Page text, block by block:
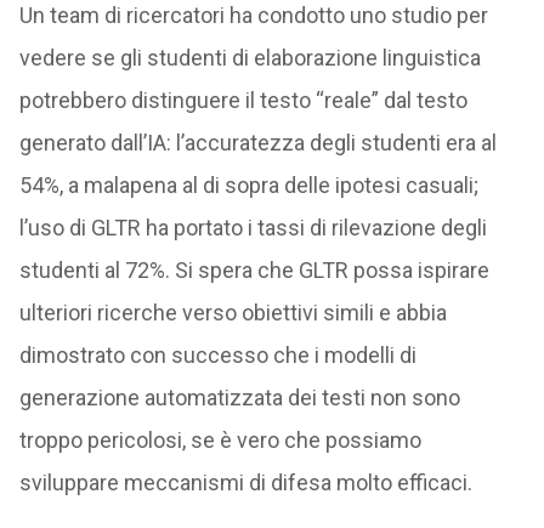
Un team di ricercatori ha condotto uno studio per
vedere se gli studenti di elaborazione linguistica
potrebbero distinguere il testo “reale” dal testo
generato dall’IA: l’accuratezza degli studenti era al
54%, a malapena al di sopra delle ipotesi casuali;
l’uso di GLTR ha portato i tassi di rilevazione degli
studenti al 72%. Si spera che GLTR possa ispirare
ulteriori ricerche verso obiettivi simili e abbia
dimostrato con successo che i modelli di
generazione automatizzata dei testi non sono
troppo pericolosi, se è vero che possiamo
sviluppare meccanismi di difesa molto efficaci.